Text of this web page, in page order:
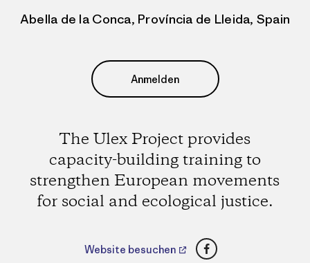
Abella de la Conca, Província de Lleida, Spain
Anmelden
The Ulex Project provides
capacity-building training to
strengthen European movements
for social and ecological justice.
Website besuchen Facebook